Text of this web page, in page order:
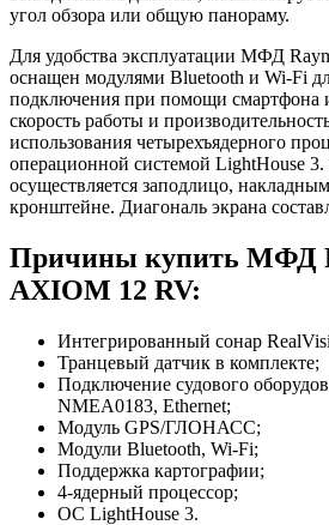
угол обзора или общую панораму.
Для удобства эксплуатации МФД
оснащен модулями Bluetooth и Wi-Fi
подключения при помощи смартфона
скорость работы и
использования четырехъядерного
операционной системой LightHouse
осуществляется заподлицо,
кронштейне. Диагональ экрана
Причины купить МФД
AXIOM 12 RV:
Интегрированный сонар
Транцевый датчик в комплекте;
Подключение судового
NMEA0183, Ethernet;
Модуль GPS/ГЛОНАСС;
Модули Bluetooth, Wi-Fi;
Поддержка картографии;
4-ядерный процессор;
ОС LightHouse 3.